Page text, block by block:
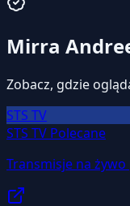
Mirra
Zobacz, gdzie
STS TV
STS TV Polecane
Transmisje na